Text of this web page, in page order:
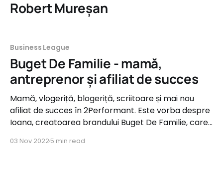
Robert Mureșan
Business League
Buget De Familie - mamă,
antreprenor și afiliat de succes
Mamă, vlogeriță, blogeriță, scriitoare și mai nou
afiliat de succes în 2Performant. Este vorba despre
Ioana, creatoarea brandului Buget De Familie, care
Facebook, Instagram, TikTok, dar și un blog. Inginer
03 Nov 20225 min read